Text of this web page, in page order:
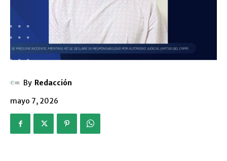
By Redacción
mayo 7, 2026